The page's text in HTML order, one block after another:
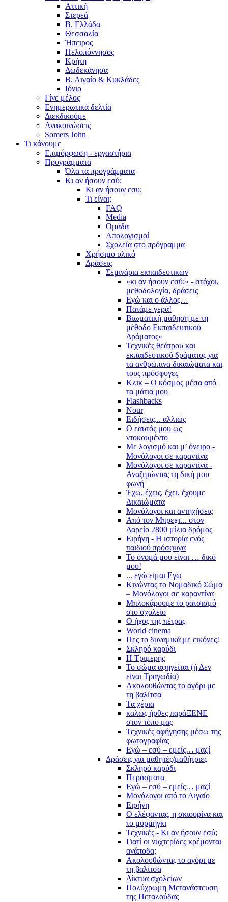
Αττική
Στερεά
Β. Ελλάδα
Θεσσαλία
Ήπειρος
Πελοπόννησος
Κρήτη
Δωδεκάνησα
Β. Αιγαίο & Κυκλάδες
Ιόνιο
Γίνε μέλος
Ενημερωτικά δελτία
Διεκδικούμε
Ανακοινώσεις
Somers John
Τι κάνουμε
Επιμόρφωση - εργαστήρια
Προγράμματα
Όλα τα προγράμματα
Κι αν ήσουν εσύ;
Κι αν ήσουν εσυ;
Τι είναι;
FAQ
Media
Ομάδα
Απολογισμοί
Σχολεία στο πρόγραμμα
Χρήσιμο υλικό
Δράσεις
Σεμινάρια εκπαιδευτικών
«κι αν ήσουν εσύ;» - στόχοι,
μεθοδολογία, δράσεις
Εγώ και ο άλλος…
Πατάμε γερά!
Βιωματική μάθηση με τη
μέθοδο Εκπαιδευτικού
Δράματος»
Τεχνικές θεάτρου και
εκπαιδευτικού δράματος για
τα ανθρώπινα δικαιώματα και
τους πρόσφυγες
Κλικ – Ο κόσμος μέσα από
τα μάτια μου
Flashbacks
Nour
Ειδήσεις... αλλιώς
Ο εαυτός μου ως
ντοκουμέντο
Με λογισμό και μ’ όνειρο -
Μονόλογοι σε καραντίνα
Μονόλογοι σε καραντίνα -
Αναζητώντας τη δική μου
φωνή
Έχω, έχεις, έχει, έχουμε
Δικαιώματα
Μονόλογοι και αντηχήσεις
Από τον Μπρεχτ... στον
Δαρείο 2800 μίλια δρόμος
Ειρήνη - Η ιστορία ενός
παιδιού πρόσφυγα
Το όνομά μου είναι … δικό
μου!
... εγώ είμαι Εγώ
Κινώντας το Νομαδικό Σώμα
– Μονόλογοι σε καραντίνα
Μπλοκάρουμε το ρατσισμό
στο σχολείο
Ο ήχος της πέτρας
World cinema
Πες το δυναμικά με εικόνες!
Σκληρό καρύδι
Η Τριμερής
Το σώμα αφηγείται (ή Δεν
είναι Τραγωδία)
Ακολουθώντας το αγόρι με
τη βαλίτσα
Τα χέρια
καλώς ήρθες παράΞΕΝΕ
στον τόπο μας
Τεχνικές αφήγησης μέσω της
φωτογραφίας
Εγώ – εσύ – εμείς… μαζί
Δράσεις για μαθητές/μαθήτριες
Σκληρό καρύδι
Περάσματα
Εγώ – εσύ – εμείς… μαζί
Μονόλογοι από το Αιγαίο
Ειρήνη
Ο ελέφαντας, η σκιουρίνα και
το μυρμήγκι
Τεχνικές - Κι αν ήσουν εσύ;
Γιατί οι νυχτερίδες κρέμονται
ανάποδα;
Ακολουθώντας το αγόρι με
τη βαλίτσα
Δίκτυα σχολείων
Πολύχρωμη Μετανάστευση
της Πεταλούδας